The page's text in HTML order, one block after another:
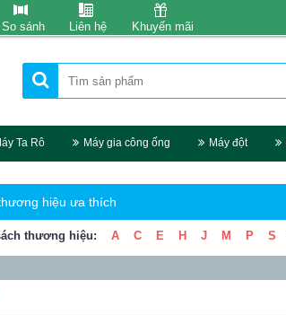
So sánh Liên hệ Khuyến mãi
Ta Rô Máy gia công ống Máy đột
hiệu ưa thích
thương hiệu: A C E H J M P S